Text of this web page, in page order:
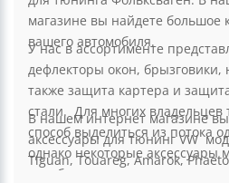
магазине вы найдете большое
вашего автомобиля.
У нас в ассортименте
дефлекторы окон, брызговики,
также защита картера и
стали. Для многих владельцев
способ выделиться из потока
однако некоторые аксессуары
службы авто и защитить от
В нашем интернет магазине
аксессуары для тюнинг VW
Tiguan, Touareg, Amarok,